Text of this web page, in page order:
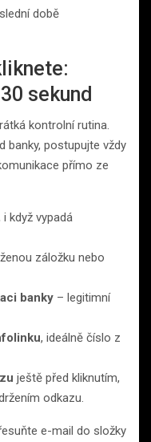
době
sekund
kontrolní rutina.
banky, postupujte vždy
přímo ze
i když vypadá
záložku nebo
banky – legitimní
, ideálně číslo z
ještě před kliknutím,
odkazu.
e-mail do složky